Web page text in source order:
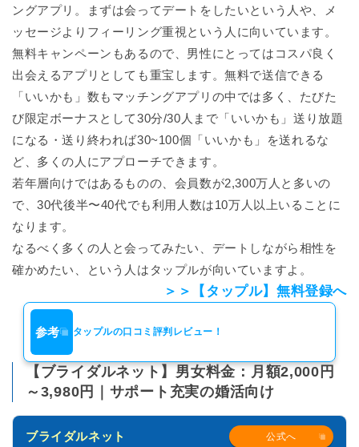
ングアプリ。まずは会ってデートをしたいという人や、メ
ッセージよりフィーリング重視という人に向いています。
無料キャンペーンもあるので、男性にとってはコスパ良く
出会えるアプリとしても重宝します。無料で送信できる
「いいかも」数もマッチングアプリの中では多く、たびた
び限定ボーナスとして30分/30人まで「いいかも」送り放題
になる・送り終われば30~100個「いいかも」を送れるな
ど、多くの人にアプローチできます。
若年層向けではあるものの、会員数が2,300万人と多いの
で、30代後半〜40代でも利用人数は10万人以上いることに
なります。
なるべく多くの人と会ってみたい、デートしながら相性を
確かめたい、という人はタップルが向いていますよ。
＞＞【タップル】無料登録へ
参考 タップルの口コミ評判レビュー！
【ブライダルネット】男女料金：月額2,000円
～3,980円｜サポート充実の婚活向け
ブライダルネット 公式へ